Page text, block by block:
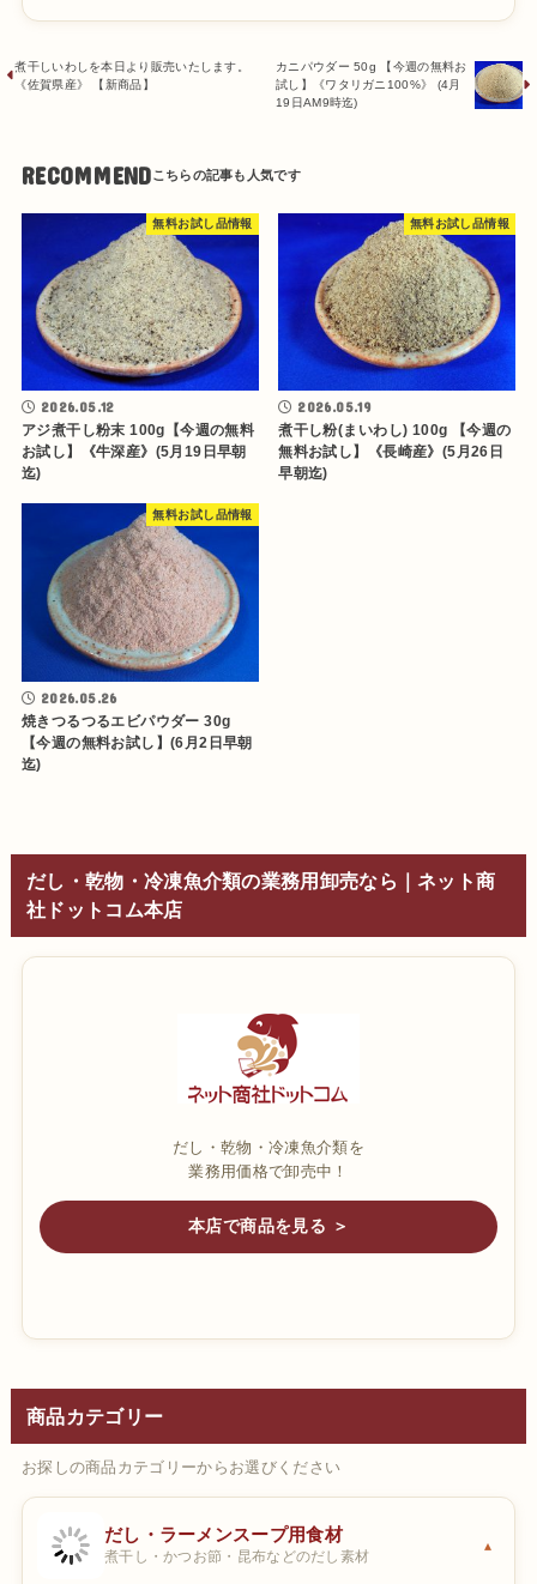
煮干しいわしを本日より販売いたします。
《佐賀県産》 【新商品】
カニパウダー 50g 【今週の無料お
試し】《ワタリガニ100%》 (4月
19日AM9時迄)
RECOMMEND
無料お試し品情報
2026.05.12
アジ煮干し粉末 100g【今週の無料
お試し】《牛深産》(5月19日早朝
迄)
無料お試し品情報
2026.05.19
煮干し粉(まいわし) 100g 【今週の
無料お試し】《長崎産》(5月26日
早朝迄)
無料お試し品情報
2026.05.26
焼きつるつるエビパウダー 30g
【今週の無料お試し】(6月2日早朝
迄)
だし・乾物・冷凍魚介類の業務用卸売なら｜ネット商
社ドットコム本店
だし・乾物・冷凍魚介類を
業務用価格で卸売中！
本店で商品を見る ＞
商品カテゴリー
お探しの商品カテゴリーからお選びください
だし・ラーメンスープ用食材
煮干し・かつお節・昆布などのだし素材